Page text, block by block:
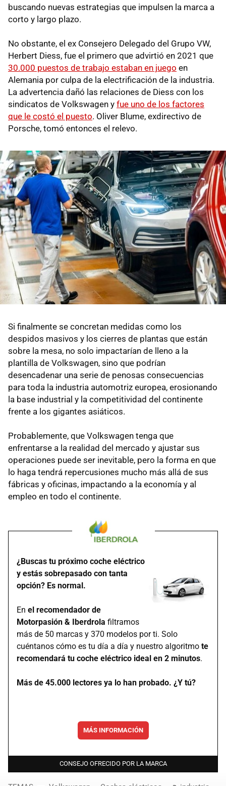
buscando nuevas estrategias que impulsen la marca a
corto y largo plazo.
No obstante, el ex Consejero Delegado del Grupo VW,
Herbert Diess, fue el primero que advirtió en 2021 que
30.000 puestos de trabajo estaban en juego en
Alemania por culpa de la electrificación de la industria.
La advertencia dañó las relaciones de Diess con los
sindicatos de Volkswagen y fue uno de los factores
que le costó el puesto. Oliver Blume, exdirectivo de
Porsche, tomó entonces el relevo.
Si finalmente se concretan medidas como los
despidos masivos y los cierres de plantas que están
sobre la mesa, no solo impactarían de lleno a la
plantilla de Volkswagen, sino que podrían
desencadenar una serie de penosas consecuencias
para toda la industria automotriz europea, erosionando
la base industrial y la competitividad del continente
frente a los gigantes asiáticos.
Probablemente, que Volkswagen tenga que
enfrentarse a la realidad del mercado y ajustar sus
operaciones puede ser inevitable, pero la forma en que
lo haga tendrá repercusiones mucho más allá de sus
fábricas y oficinas, impactando a la economía y al
empleo en todo el continente.
¿Buscas tu próximo coche eléctrico
y estás sobrepasado con tanta
opción? Es normal.
En el recomendador de
Motorpasión & Iberdrola filtramos
más de 50 marcas y 370 modelos por ti. Solo
cuéntanos cómo es tu día a día y nuestro algoritmo te
recomendará tu coche eléctrico ideal en 2 minutos.
Más de 45.000 lectores ya lo han probado. ¿Y tú?
MÁS INFORMACIÓN
CONSEJO OFRECIDO POR LA MARCA